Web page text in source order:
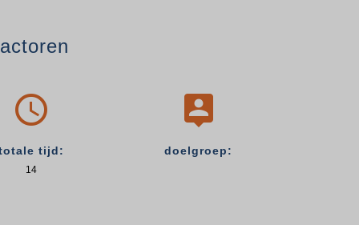

tijd:
14

doelgroep: